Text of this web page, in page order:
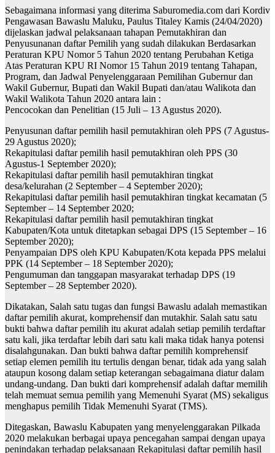
Sebagaimana informasi yang diterima Saburomedia.com dari Kordiv
Pengawasan Bawaslu Maluku, Paulus Titaley Kamis (24/04/2020)
dijelaskan jadwal pelaksanaan tahapan Pemutakhiran dan
Penyusunanan daftar Pemilih yang sudah dilakukan Berdasarkan
Peraturan KPU Nomor 5 Tahun 2020 tentang Perubahan Ketiga
Atas Peraturan KPU RI Nomor 15 Tahun 2019 tentang Tahapan,
Program, dan Jadwal Penyelenggaraan Pemilihan Gubernur dan
Wakil Gubernur, Bupati dan Wakil Bupati dan/atau Walikota dan
Wakil Walikota Tahun 2020 antara lain :
Pencocokan dan Penelitian (15 Juli – 13 Agustus 2020).
Penyusunan daftar pemilih hasil pemutakhiran oleh PPS (7 Agustus-
29 Agustus 2020);
Rekapitulasi daftar pemilih hasil pemutakhiran oleh PPS (30
Agustus-1 September 2020);
Rekapitulasi daftar pemilih hasil pemutakhiran tingkat
desa/kelurahan (2 September – 4 September 2020);
Rekapitulasi daftar pemilih hasil pemutakhiran tingkat kecamatan (5
September – 14 September 2020;
Rekapitulasi daftar pemilih hasil pemutakhiran tingkat
Kabupaten/Kota untuk ditetapkan sebagai DPS (15 September – 16
September 2020);
Penyampaian DPS oleh KPU Kabupaten/Kota kepada PPS melalui
PPK (14 September – 18 September 2020);
Pengumuman dan tanggapan masyarakat terhadap DPS (19
September – 28 September 2020).
Dikatakan, Salah satu tugas dan fungsi Bawaslu adalah memastikan
daftar pemilih akurat, komprehensif dan mutakhir. Salah satu satu
bukti bahwa daftar pemilih itu akurat adalah setiap pemilih terdaftar
satu kali, jika terdaftar lebih dari satu kali maka tidak hanya potensi
disalahgunakan. Dan bukti bahwa daftar pemilih komprehensif
setiap elemen pemilih itu tertulis dengan benar, tidak ada yang salah
ataupun kosong dalam setiap keterangan sebagaimana diatur dalam
undang-undang. Dan bukti dari komprehensif adalah daftar memilih
telah memuat semua pemilih yang Memenuhi Syarat (MS) sekaligus
menghapus pemilih Tidak Memenuhi Syarat (TMS).
Ditegaskan, Bawaslu Kabupaten yang menyelenggarakan Pilkada
2020 melakukan berbagai upaya pencegahan sampai dengan upaya
penindakan terhadap pelaksanaan Rekapitulasi daftar pemilih hasil